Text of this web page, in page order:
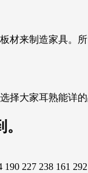
材来制造家具。
大家耳熟能详的
227 238 161 292